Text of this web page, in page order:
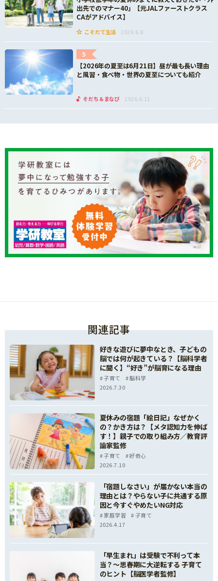
出先でのマナー40」【元JALファーストクラス
CAがアドバイス】
こそだて生活 2026.6.8
5
【2026年の夏至は6月21日】昼が最も長い理由
と風習・食べ物・世界の夏至についても紹介
そだち＆まなび 2026.6.11
関連記事
好きな遊びに夢中なとき、子どもの
脳では何が起きている？【脳科学者
に聞く】“好き”が脳育になる理由
子育て
脳科学
2026.7.30
夏休みの宿題「絵日記」なぜかく
の？かき方は？【メタ認知力を伸ば
す！】親子での取り組み方／教育評
論家監修
子育て
好奇心
2026.7.10
「宿題しなさい」が届かない本当の
理由とは？やらない子に共通する原
因と今すぐやめたいNG対応
家庭学習
子育て
2026.4.17
「早生まれ」は受験で不利って本
当？～思春期に大逆転する 子育て
のヒント【脳医学者監修】